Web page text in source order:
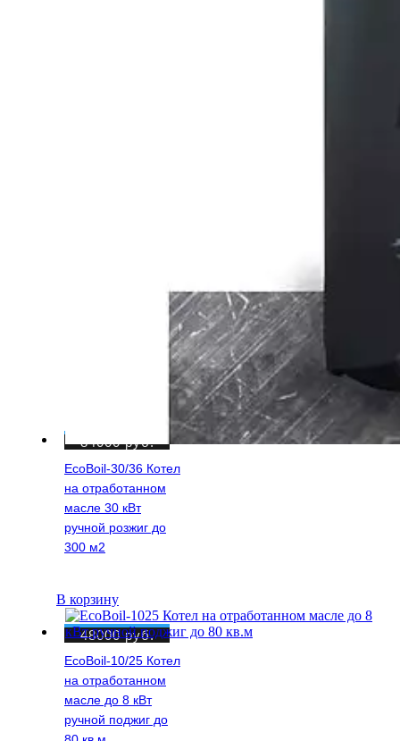
EcoBoil-30/36 Котел
на отработанном
масле 30 кВт
ручной розжиг до
300 м2
84000руб.
В корзину
EcoBoil-10/25 Котел
на отработанном
масле до 8 кВт
ручной поджиг до
48000руб.